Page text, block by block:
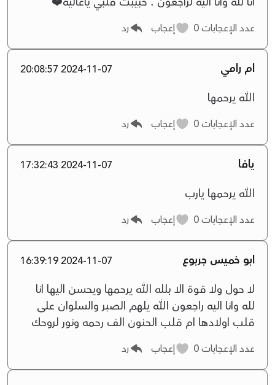
عدد الإعجابات إعجاب رد
ام رامي 2024-11-07 20:08:57
الله يرحمها
عدد الإعجابات إعجاب رد
يافا 2024-11-07 17:32:43
الله يرحمها يارب
عدد الإعجابات إعجاب رد
ابو خميس جربوع 2024-11-07 16:39:19
لا حول ولا قوة الا بلله الله يرحمها ويحسن اليها انا
لله وانا اليه راجعون الله يلهم الصبر والسلوان على
قلب اولادها ام قلب الحنون الف رحمه ونور لروحك
عدد الإعجابات إعجاب رد